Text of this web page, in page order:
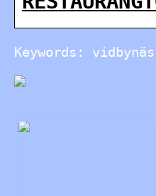
Keywords: